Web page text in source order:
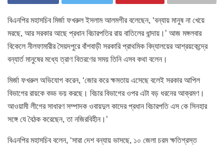
বিএনপির মহাসচিব মির্জা ফখরুল ইসলাম আলমগীর বলেছেন, ‘বন্যায় মানুষ না খেয়ে
মরছে, আর সরকার আছে প্রধান বিচারপতির রায় বাতিলের ধান্দায়।’ আজ মঙ্গলবার
বিকেলে নীলফামারীর সৈয়দপুরে বাঁশবাড়ী সরকারি প্রাথমিক বিদ্যালয়ের আশ্রয়কেন্দ্রে
বন্যার্ত মানুষের মধ্যে ত্রাণ বিতরণের সময় তিনি এসব কথা বলেন।
মির্জা ফখরুল অভিযোগ করেন, ‘জোর করে ক্ষমতায় এসেছে বলেই সরকার আপিল
বিভাগের রায়কে বড্ড ভয় করছে। বিচার বিভাগের ওপর এটা বড় ধরনের আক্রমণ।
আওয়ামী লীগের সাধারণ সম্পাদক ওবায়দুল কাদের প্রধান বিচারপতি এস কে সিনহার
সঙ্গে যে বৈঠক করেছেন, তা নজিরবিহীন।’
বিএনপির মহাসচিব বলেন, ‘সারা দেশ বন্যায় ভাসছে, ১০ জেলা চরম ক্ষতিগ্রস্ত